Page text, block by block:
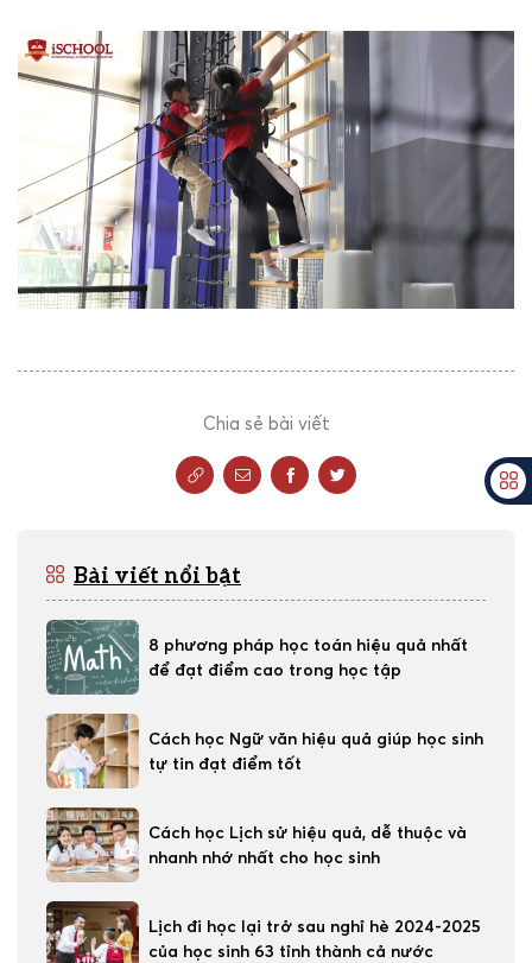
Chia sẻ bài viết
Bài viết nổi bật
8 phương pháp học toán hiệu quả nhất
để đạt điểm cao trong học tập
Cách học Ngữ văn hiệu quả giúp học sinh
tự tin đạt điểm tốt
Cách học Lịch sử hiệu quả, dễ thuộc và
nhanh nhớ nhất cho học sinh
Lịch đi học lại trở sau nghỉ hè 2024-2025
của học sinh 63 tỉnh thành cả nước